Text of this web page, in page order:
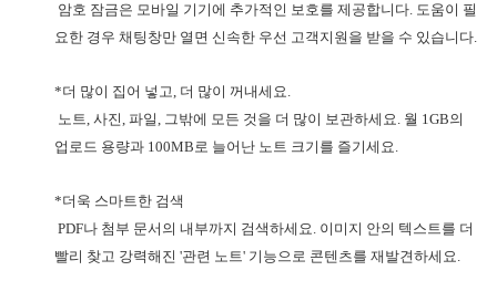
암호 잠금은 모바일 기기에 추가적인 보호를 제공합니다. 도움이 필
요한 경우 채팅창만 열면 신속한 우선 고객지원을 받을 수 있습니다.
*더 많이 집어 넣고, 더 많이 꺼내세요.
노트, 사진, 파일, 그밖에 모든 것을 더 많이 보관하세요. 월 1GB의
업로드 용량과 100MB로 늘어난 노트 크기를 즐기세요.
*더욱 스마트한 검색
PDF나 첨부 문서의 내부까지 검색하세요. 이미지 안의 텍스트를 더
빨리 찾고 강력해진 '관련 노트' 기능으로 콘텐츠를 재발견하세요.